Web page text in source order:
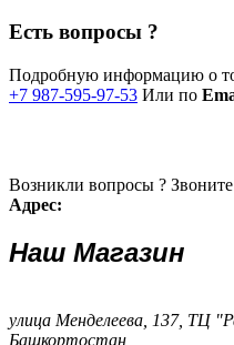
Есть вопросы ?
Подробную информацию о
+7 987-595-97-53 Или по
Возникли вопросы ?
Адрес:
Наш Магазин
улица Менделеева, 137, ТЦ
Башкортостан